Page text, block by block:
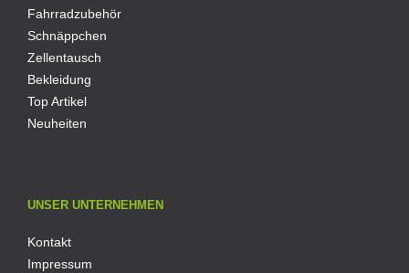
Fahrradzubehör
Schnäppchen
Zellentausch
Bekleidung
Top Artikel
Neuheiten
UNSER UNTERNEHMEN
Kontakt
Impressum